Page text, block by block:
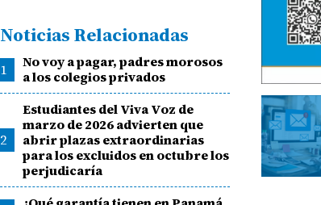
Noticias Relacionadas
1
No voy a pagar, padres morosos
a los colegios privados
2
Estudiantes del Viva Voz de
marzo de 2026 advierten que
abrir plazas extraordinarias
para los excluidos en octubre los
perjudicaría